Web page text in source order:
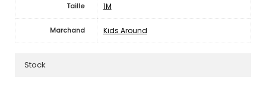
Taille 1M
Marchand Kids Around
Stock